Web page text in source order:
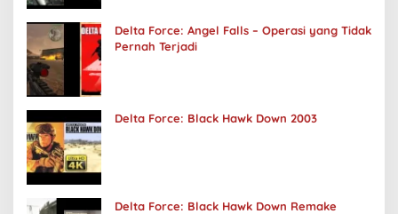
Delta Force: Angel Falls – Operasi yang Tidak
Pernah Terjadi
Delta Force: Black Hawk Down 2003
Delta Force: Black Hawk Down Remake